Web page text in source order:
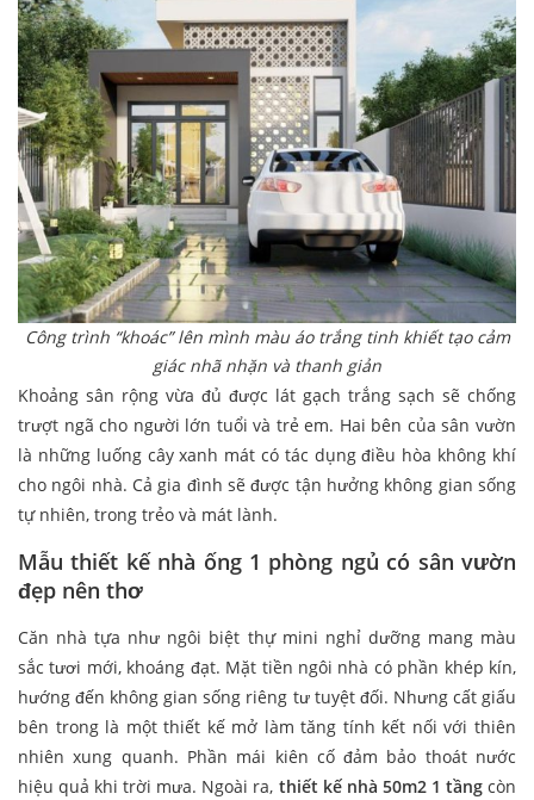
Công trình “khoác” lên mình màu áo trắng tinh khiết tạo cảm
giác nhã nhặn và thanh giản
Khoảng sân rộng vừa đủ được lát gạch trắng sạch sẽ chống
trượt ngã cho người lớn tuổi và trẻ em. Hai bên của sân vườn
là những luống cây xanh mát có tác dụng điều hòa không khí
cho ngôi nhà. Cả gia đình sẽ được tận hưởng không gian sống
tự nhiên, trong trẻo và mát lành.
Mẫu thiết kế nhà ống 1 phòng ngủ có sân vườn
đẹp nên thơ
Căn nhà tựa như ngôi biệt thự mini nghỉ dưỡng mang màu
sắc tươi mới, khoáng đạt. Mặt tiền ngôi nhà có phần khép kín,
hướng đến không gian sống riêng tư tuyệt đối. Nhưng cất giấu
bên trong là một thiết kế mở làm tăng tính kết nối với thiên
nhiên xung quanh. Phần mái kiên cố đảm bảo thoát nước
hiệu quả khi trời mưa. Ngoài ra, thiết kế nhà 50m2 1 tầngcòn